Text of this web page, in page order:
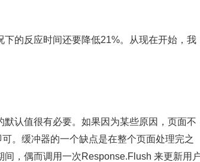
的反应时间还要降低21%。从现在开始，我
认值很有必要。如果因为某些原因，页面不
。缓冲器的一个缺点是在整个页面处理完之
，偶而调用一次Response.Flush 来更新用